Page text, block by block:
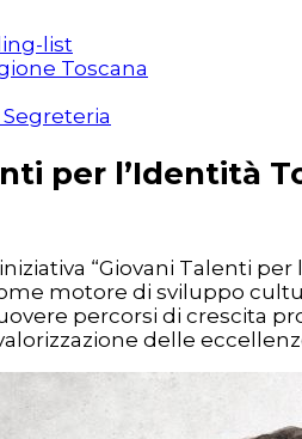
list
Toscana
Segreteria
per l’Identità
“Giovani Talenti per
motore di sviluppo
percorsi di crescita
delle